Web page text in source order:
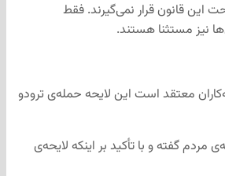
شوند. البته همه‌ی سرویس‌های آنلاین تحت این قانون قرار نمی‌گیرند. فقط
نیز مستثنا هستند.
معتقد است این لایحه حمله‌ی ترودو
مردم گفته و با تأکید بر اینکه لایحه‌ی